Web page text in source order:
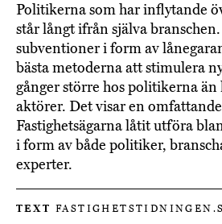
Politikerna som har inflytande
står långt ifrån själva
subventioner i form av
bästa metoderna att stimulera
gånger större hos politikerna än
aktörer. Det visar en
Fastighetsägarna låtit utföra
i form av både politiker,
experter.
TEXT